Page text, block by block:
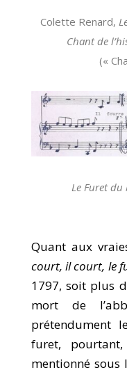
Colette Renard,
Chant de
(«
Le Furet
Quant aux
court, il court, le
1797, soit plus
mort de
prétendument
furet,
mentionné